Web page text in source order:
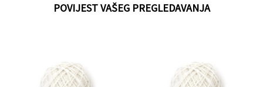
POVIJEST VAŠEG PREGLEDAVANJA